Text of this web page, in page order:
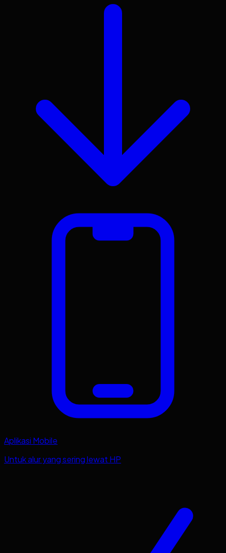
Aplikasi Mobile
Untuk alur yang sering lewat HP